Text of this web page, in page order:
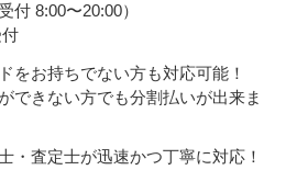
付 8:00〜20:00）
をお持ちでない方も対応可能！
できない方でも分割払いが出来ま
・査定士が迅速かつ丁寧に対応！